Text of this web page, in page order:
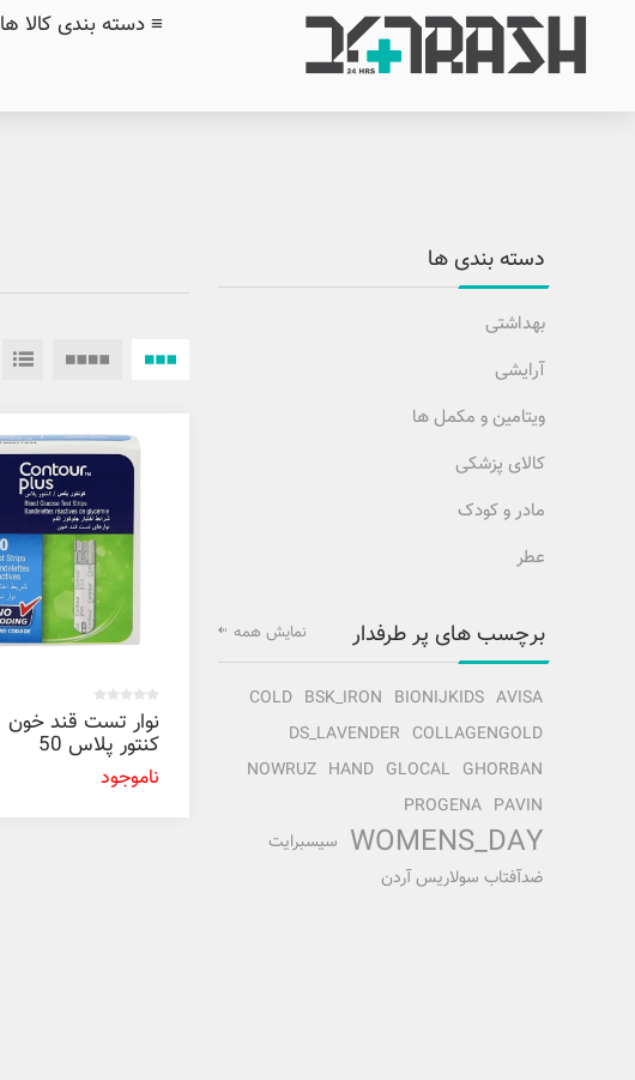
≡ دسته بندی کالا ها
نوار تست قند خون
کنتور پلاس 50
عددی
ناموجود
دسته بندی ها
بهداشتی
آرایشی
ویتامین و مکمل ها
کالای پزشکی
مادر و کودک
عطر
برچسب های پر طرفدار
AVISA
BIONIJKIDS
BSK_IRON
COLD
COLLAGENGOLD
DS_LAVENDER
GHORBAN
GLOCAL
HAND
NOWRUZ
PAVIN
PROGENA
WOMENS_DAY سیسبرایت
ضدآفتاب سولاریس آردن
نمایش همه